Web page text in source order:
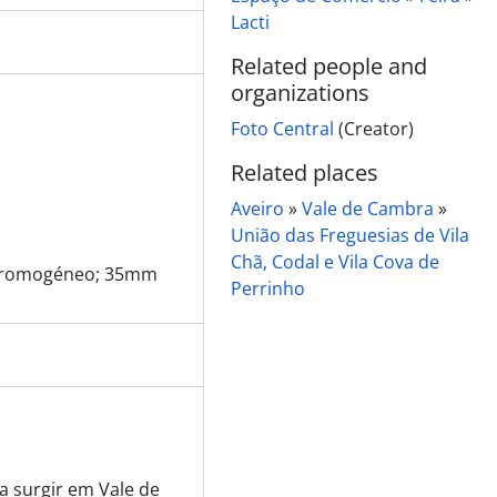
promovido pela Provimi
promovido pela Provimi
35mm
surgir em Vale de
Lacti
Related people and
organizations
Foto Central (Creator)
Related places
Aveiro »Vale de Cambra »
União das Freguesias de Vila
Chã, Codal e Vila Cova de
Perrinho